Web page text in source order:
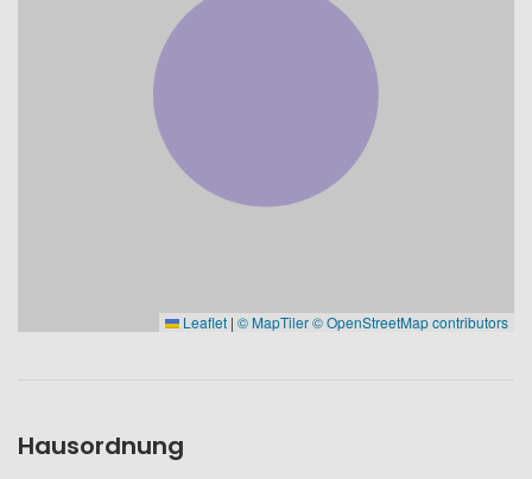
Leaflet | © MapTiler© OpenStreetMap contributors
Hausordnung